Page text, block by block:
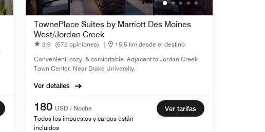
TownePlace Suites by Marriott Des Moines
West/Jordan Creek
3.9 (572 opiniones) |
15,5 km desde el destino
Convenient, cozy, & comfortable. Adjacent to Jordan Creek
Town Center. Near Drake University.
Ver detalles
180 USD / Noche
Todos los impuestos y cargos están
incluidos
Ver tarifas